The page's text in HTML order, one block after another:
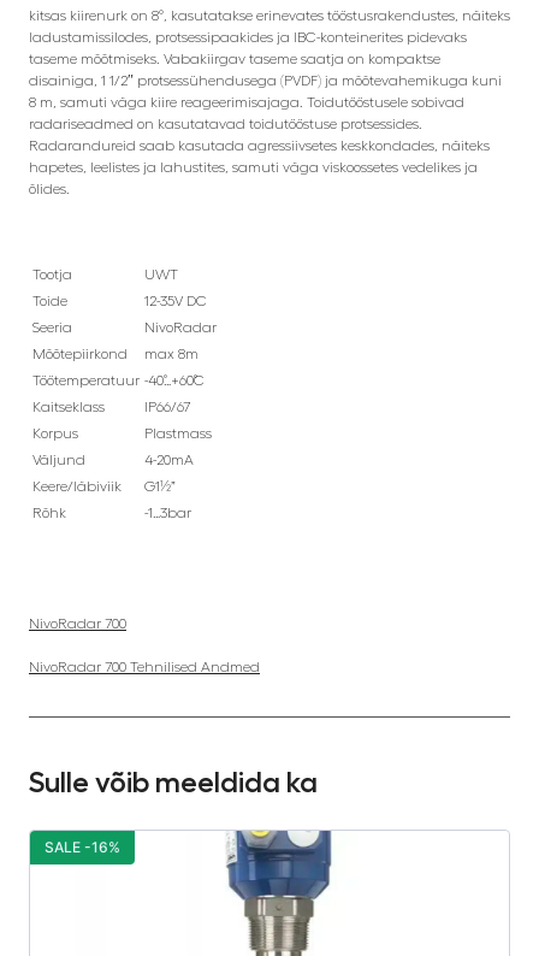
kitsas kiirenurk on 8°, kasutatakse erinevates tööstusrakendustes, näiteks
ladustamissilodes, protsessipaakides ja IBC-konteinerites pidevaks
taseme mõõtmiseks. Vabakiirgav taseme saatja on kompaktse
disainiga, 1 1/2″ protsessühendusega (PVDF) ja mõõtevahemikuga kuni
8 m, samuti väga kiire reageerimisajaga. Toidutööstusele sobivad
radariseadmed on kasutatavad toidutööstuse protsessides.
Radarandureid saab kasutada agressiivsetes keskkondades, näiteks
hapetes, leelistes ja lahustites, samuti väga viskoossetes vedelikes ja
õlides.
Tootja
UWT
Toide
12-35V DC
Seeria
NivoRadar
Mõõtepiirkond
max 8m
Töötemperatuur -40˚…+60˚C
Kaitseklass
IP66/67
Korpus
Plastmass
Väljund
4-20mA
Keere/läbiviik
G1½”
Rõhk
-1…3bar
NivoRadar 700
NivoRadar 700 Tehnilised Andmed
Sulle võib meeldida ka
SALE -16%